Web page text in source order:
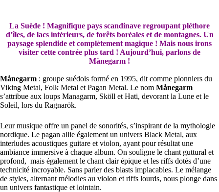
La Suède ! Magnifique pays scandinave regroupant pléthore
d’îles, de lacs intérieurs, de forêts boréales et de montagnes. Un
paysage splendide et complètement magique ! Mais nous irons
visiter cette contrée plus tard ! Aujourd’hui, parlons de
Månegarm !
Månegarm : groupe suédois formé en 1995, dit comme pionniers du
Viking Metal, Folk Metal et Pagan Metal. Le nom Månegarm
s’attribue aux loups Managarm, Sköll et Hati, devorant la Lune et le
Soleil, lors du Ragnarök.
Leur musique offre un panel de sonorités, s’inspirant de la mythologie
nordique. Le pagan allie également un univers Black Metal, aux
interludes acoustiques guitare et violon, ayant pour résultat une
ambiance immersive à chaque album. On souligne le chant guttural et
profond, mais également le chant clair épique et les riffs dotés d’une
technicité incroyable. Sans parler des blasts implacables. Le mélange
de styles, alternant mélodies au violon et riffs lourds, nous plonge dans
un univers fantastique et lointain.